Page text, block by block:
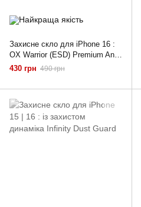
Захисне скло для iPhone 16 :
OX Warrior (ESD) Premium Anti-
Static
430 грн 490 грн